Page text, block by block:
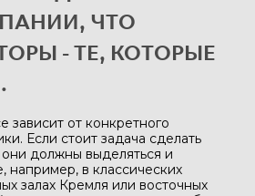
ЧТО
- ТЕ, КОТОРЫЕ
зависит от конкретного
Если стоит задача сделать
должны выделяться и
например, в классических
залах Кремля или восточных